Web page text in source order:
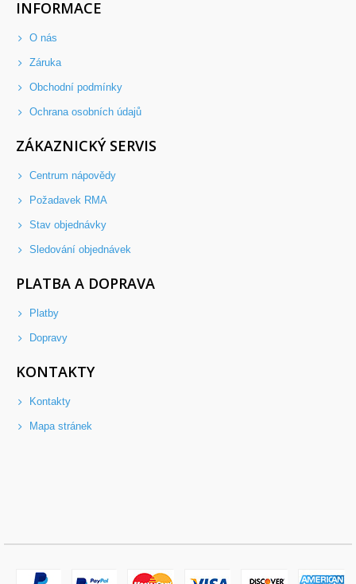
INFORMACE
O nás
Záruka
Obchodní podmínky
Ochrana osobních údajů
ZÁKAZNICKÝ SERVIS
Centrum nápovědy
Požadavek RMA
Stav objednávky
Sledování objednávek
PLATBA A DOPRAVA
Platby
Dopravy
KONTAKTY
Kontakty
Mapa stránek